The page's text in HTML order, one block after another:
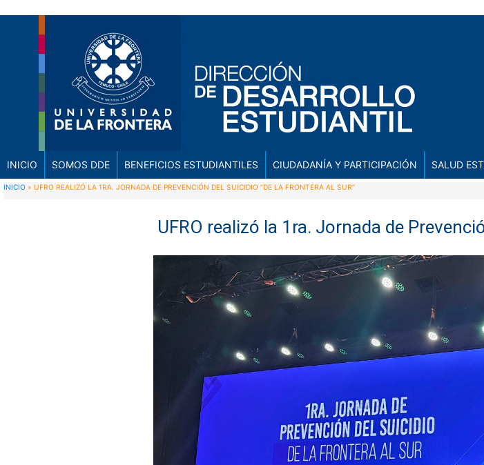
INICIO SOMOS DDE BENEFICIOS ESTUDIANTILES CIUDADANÍA Y PARTICIPACIÓN SALUD
INICIO » UFRO REALIZÓ LA 1RA. JORNADA DE PREVENCIÓN DEL SUICIDIO “DE LA FRONTERA AL SUR”
UFRO realizó la 1ra. Jornada de